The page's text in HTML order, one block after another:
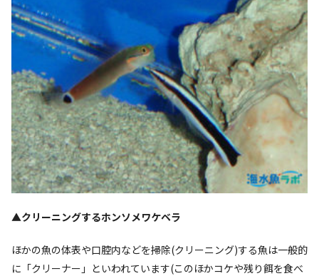
▲クリーニングするホンソメワケベラ
ほかの魚の体表や口腔内などを掃除(クリーニング)する魚は一般的
に「クリーナー」といわれています(このほかコケや残り餌を食べ